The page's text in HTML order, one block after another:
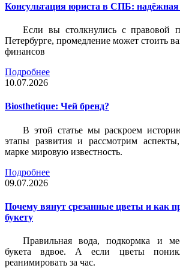
Консультация юриста в СПБ: надёжная
Если вы столкнулись с правовой
Петербурге, промедление может стоить
финансов
Подробнее
10.07.2026
Biosthetique: Чей бренд?
В этой статье мы раскроем
этапы развития и рассмотрим
марке мировую известность.
Подробнее
09.07.2026
Почему вянут срезанные цветы и как
букету
Правильная вода, подкормка и
букета вдвое. А если цветы
реанимировать за час.